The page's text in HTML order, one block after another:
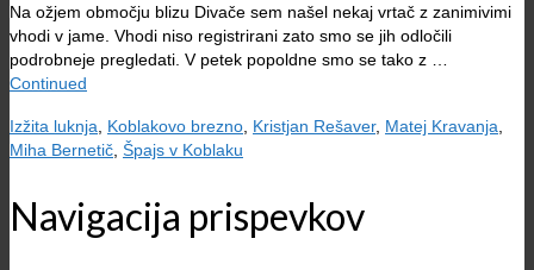
Na ožjem območju blizu Divače sem našel nekaj vrtač z zanimivimi
vhodi v jame. Vhodi niso registrirani zato smo se jih odločili
podrobneje pregledati. V petek popoldne smo se tako z …
Continued
Izžita luknja Koblakovo brezno Kristjan Rešaver, Matej Kravanja
Miha Bernetič Špajs v Koblaku
Navigacija prispevkov